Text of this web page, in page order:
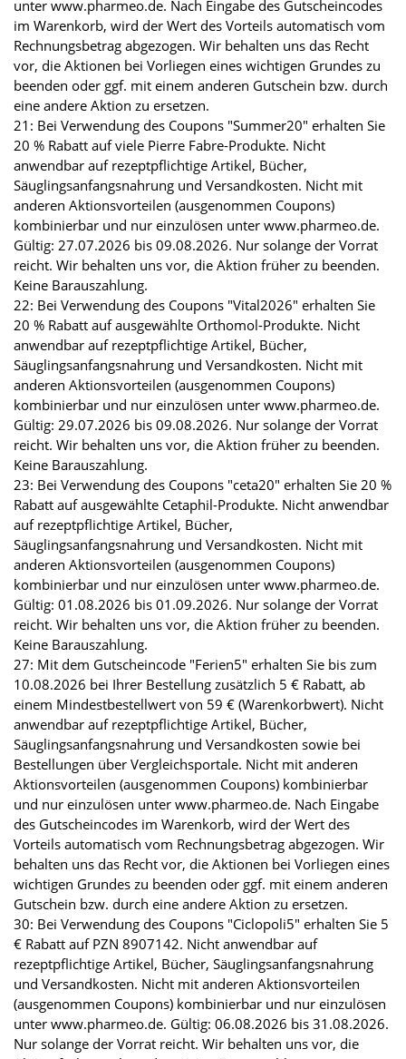
unter www.pharmeo.de. Nach Eingabe des Gutscheincodes
im Warenkorb, wird der Wert des Vorteils automatisch vom
Rechnungsbetrag abgezogen. Wir behalten uns das Recht
vor, die Aktionen bei Vorliegen eines wichtigen Grundes zu
beenden oder ggf. mit einem anderen Gutschein bzw. durch
eine andere Aktion zu ersetzen.
21: Bei Verwendung des Coupons "Summer20" erhalten Sie
20 % Rabatt auf viele Pierre Fabre-Produkte. Nicht
anwendbar auf rezeptpflichtige Artikel, Bücher,
Säuglingsanfangsnahrung und Versandkosten. Nicht mit
anderen Aktionsvorteilen (ausgenommen Coupons)
kombinierbar und nur einzulösen unter www.pharmeo.de.
Gültig: 27.07.2026 bis 09.08.2026. Nur solange der Vorrat
reicht. Wir behalten uns vor, die Aktion früher zu beenden.
Keine Barauszahlung.
22: Bei Verwendung des Coupons "Vital2026" erhalten Sie
20 % Rabatt auf ausgewählte Orthomol-Produkte. Nicht
anwendbar auf rezeptpflichtige Artikel, Bücher,
Säuglingsanfangsnahrung und Versandkosten. Nicht mit
anderen Aktionsvorteilen (ausgenommen Coupons)
kombinierbar und nur einzulösen unter www.pharmeo.de.
Gültig: 29.07.2026 bis 09.08.2026. Nur solange der Vorrat
reicht. Wir behalten uns vor, die Aktion früher zu beenden.
Keine Barauszahlung.
23: Bei Verwendung des Coupons "ceta20" erhalten Sie 20 %
Rabatt auf ausgewählte Cetaphil-Produkte. Nicht anwendbar
auf rezeptpflichtige Artikel, Bücher,
Säuglingsanfangsnahrung und Versandkosten. Nicht mit
anderen Aktionsvorteilen (ausgenommen Coupons)
kombinierbar und nur einzulösen unter www.pharmeo.de.
Gültig: 01.08.2026 bis 01.09.2026. Nur solange der Vorrat
reicht. Wir behalten uns vor, die Aktion früher zu beenden.
Keine Barauszahlung.
27: Mit dem Gutscheincode "Ferien5" erhalten Sie bis zum
10.08.2026 bei Ihrer Bestellung zusätzlich 5 € Rabatt, ab
einem Mindestbestellwert von 59 € (Warenkorbwert). Nicht
anwendbar auf rezeptpflichtige Artikel, Bücher,
Säuglingsanfangsnahrung und Versandkosten sowie bei
Bestellungen über Vergleichsportale. Nicht mit anderen
Aktionsvorteilen (ausgenommen Coupons) kombinierbar
und nur einzulösen unter www.pharmeo.de. Nach Eingabe
des Gutscheincodes im Warenkorb, wird der Wert des
Vorteils automatisch vom Rechnungsbetrag abgezogen. Wir
behalten uns das Recht vor, die Aktionen bei Vorliegen eines
wichtigen Grundes zu beenden oder ggf. mit einem anderen
Gutschein bzw. durch eine andere Aktion zu ersetzen.
30: Bei Verwendung des Coupons "Ciclopoli5" erhalten Sie 5
€ Rabatt auf PZN 8907142. Nicht anwendbar auf
rezeptpflichtige Artikel, Bücher, Säuglingsanfangsnahrung
und Versandkosten. Nicht mit anderen Aktionsvorteilen
(ausgenommen Coupons) kombinierbar und nur einzulösen
unter www.pharmeo.de. Gültig: 06.08.2026 bis 31.08.2026.
Nur solange der Vorrat reicht. Wir behalten uns vor, die